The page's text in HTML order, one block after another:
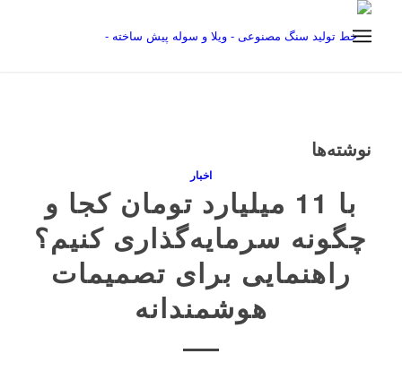
نوشته‌ها
اخبار
با 11 میلیارد تومان کجا و
چگونه سرمایه‌گذاری کنیم؟
راهنمایی برای تصمیمات
هوشمندانه